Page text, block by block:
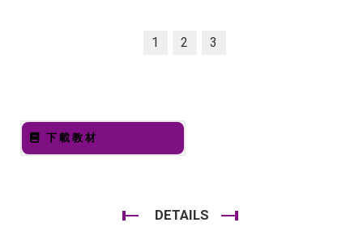
1 2 3
下載教材
DETAILS